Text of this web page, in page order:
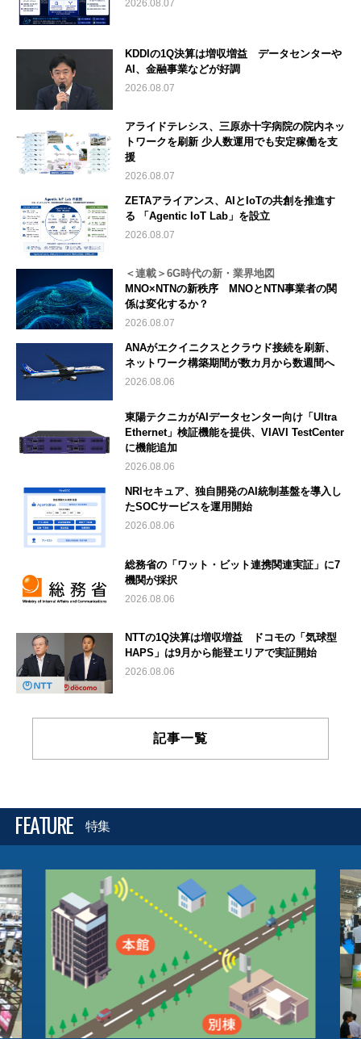
2026.08.07
KDDIの1Q決算は増収増益 データセンターや
AI、金融事業などが好調
2026.08.07
アライドテレシス、三原赤十字病院の院内ネッ
トワークを刷新 少人数運用でも安定稼働を支
援
2026.08.07
ZETAアライアンス、AIとIoTの共創を推進す
る 「Agentic IoT Lab」を設立
2026.08.07
＜連載＞6G時代の新・業界地図
MNO×NTNの新秩序 MNOとNTN事業者の関
係は変化するか？
2026.08.07
ANAがエクイニクスとクラウド接続を刷新、
ネットワーク構築期間が数カ月から数週間へ
2026.08.06
東陽テクニカがAIデータセンター向け「Ultra
Ethernet」検証機能を提供、VIAVI TestCenter
に機能追加
2026.08.06
NRIセキュア、独自開発のAI統制基盤を導入し
たSOCサービスを運用開始
2026.08.06
総務省の「ワット・ビット連携関連実証」に7
機関が採択
2026.08.06
NTTの1Q決算は増収増益 ドコモの「気球型
HAPS」は9月から能登エリアで実証開始
2026.08.06
記事一覧
FEATURE 特集